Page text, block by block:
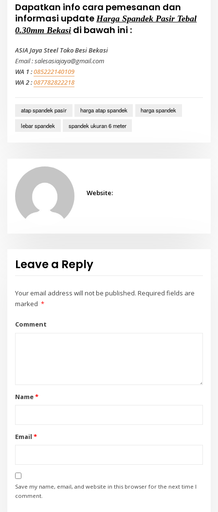
Dapatkan info cara pemesanan dan
informasi updateHarga Spandek Pasir Tebal
0.30mm Bekasi di bawah ini :
ASIA Jaya Steel Toko Besi Bekasi
Email : salesasiajaya@gmail.com
WA 1 :085222140109
WA 2 :087782822218
atap spandek pasir harga atap spandek
harga spandek
lebar spandek
spandek ukuran 6 meter
Website:
Leave a Reply
Your email address will not be published. Required fields are
marked *
Comment
Name*
Email *
Save my name, email, and website in this browser for the next time I
comment.